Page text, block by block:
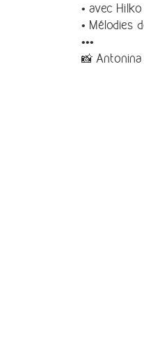
• avec
• Mélodies
•••
📸